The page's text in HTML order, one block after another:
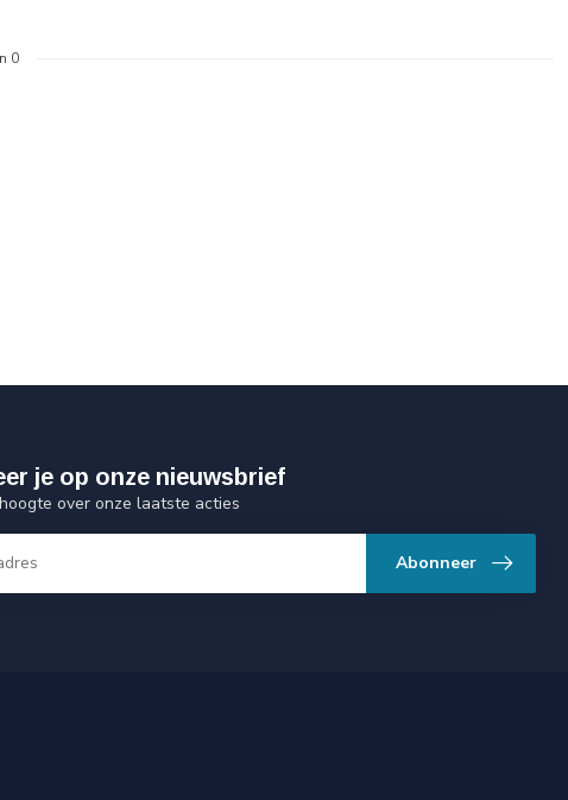
0
je op onze nieuwsbrief
over onze laatste acties
Abonneer